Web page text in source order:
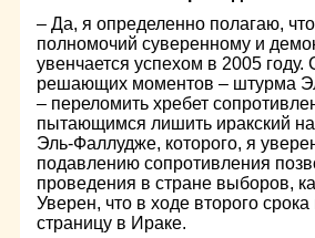
– Да, я определенно полагаю,
полномочий суверенному и
увенчается успехом в 2005
решающих моментов – штурма
– переломить хребет
пытающимся лишить иракский
Эль-Фаллудже, которого, я
подавлению сопротивления
проведения в стране выборов,
Уверен, что в ходе второго
страницу в Ираке.